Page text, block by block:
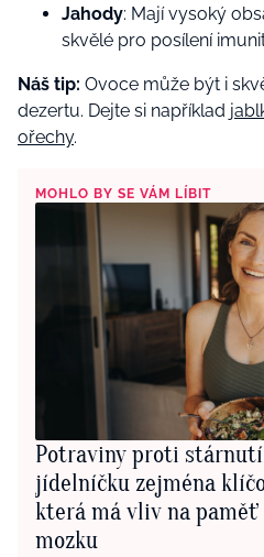
Jahody: Mají vysoký
skvělé pro posílení
Náš tip: Ovoce může být i
dezertu. Dejte si například
ořechy.
MOHLO BY SE VÁM LÍBIT
Potraviny proti
jídelníčku zejména
která má vliv na paměť
mozku